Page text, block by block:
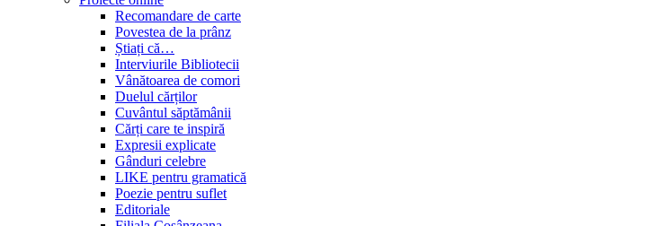
Recomandare de carte
Povestea de la prânz
Știați că…
Interviurile Bibliotecii
Vânătoarea de comori
Duelul cărților
Cuvântul săptămânii
Cărți care te inspiră
Expresii explicate
Gânduri celebre
LIKE pentru gramatică
Poezie pentru suflet
Editoriale